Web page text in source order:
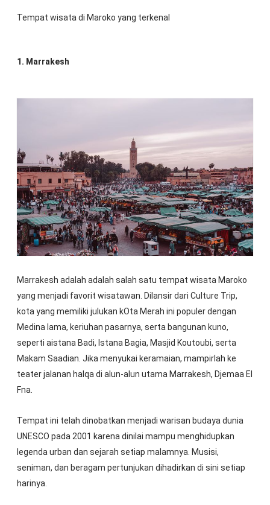
Tempat wisata di Maroko yang terkenal
1. Marrakesh
Marrakesh adalah adalah salah satu tempat wisata Maroko
yang menjadi favorit wisatawan. Dilansir dari Culture Trip,
kota yang memiliki julukan kOta Merah ini populer dengan
Medina lama, keriuhan pasarnya, serta bangunan kuno,
seperti aistana Badi, Istana Bagia, Masjid Koutoubi, serta
Makam Saadian. Jika menyukai keramaian, mampirlah ke
teater jalanan halqa di alun-alun utama Marrakesh, Djemaa El
Fna.
Tempat ini telah dinobatkan menjadi warisan budaya dunia
UNESCO pada 2001 karena dinilai mampu menghidupkan
legenda urban dan sejarah setiap malamnya. Musisi,
seniman, dan beragam pertunjukan dihadirkan di sini setiap
harinya.